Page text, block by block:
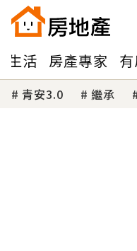
生活 房產專家
青安3.0 繼承